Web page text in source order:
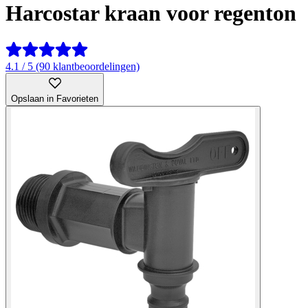
Harcostar kraan voor regenton
4.1 / 5 (90 klantbeoordelingen)
Opslaan in Favorieten